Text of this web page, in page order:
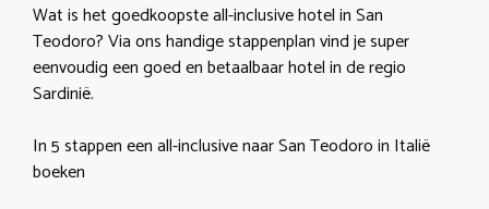
Wat is het goedkoopste all-inclusive hotel in San
Teodoro? Via ons handige stappenplan vind je super
eenvoudig een goed en betaalbaar hotel in de regio
Sardinië.
In 5 stappen een all-inclusive naar San Teodoro in Italië
boeken